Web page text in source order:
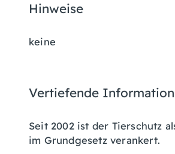
Hinweise
keine
Vertiefende
Seit 2002 ist der Tierschutz
im Grundgesetz verankert.